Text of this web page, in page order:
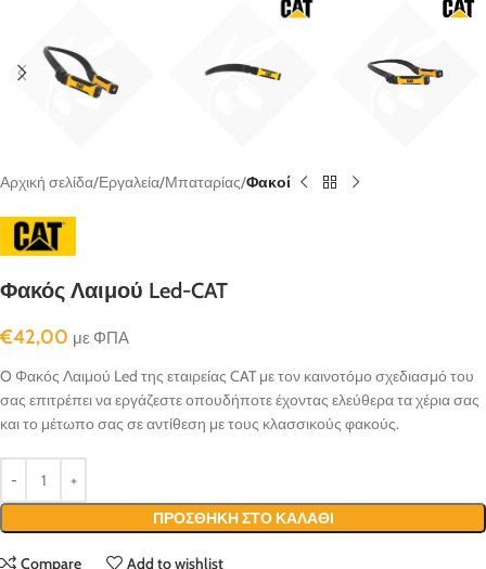
Αρχική σελίδα Εργαλεία Μπαταρίας Φακοί
Φακός Λαιμού Led-CAT
€42,00 με ΦΠΑ
O Φακός Λαιμού Led της εταιρείας CAT με τον καινοτόμο σχεδιασμό του
σας επιτρέπει να εργάζεστε οπουδήποτε έχοντας ελεύθερα τα χέρια σας
και το μέτωπο σας σε αντίθεση με τους κλασσικούς φακούς.
ΠΡΟΣΘΉΚΗ ΣΤΟ ΚΑΛΆΘΙ
Compare Add to wishlist